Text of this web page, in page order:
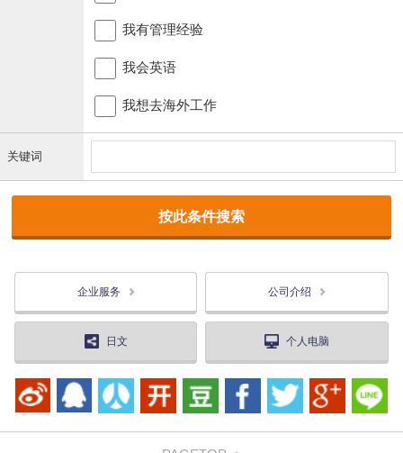
我有管理经验
我会英语
我想去海外工作
关键词
企业服务 公司介绍
日文 个人电脑